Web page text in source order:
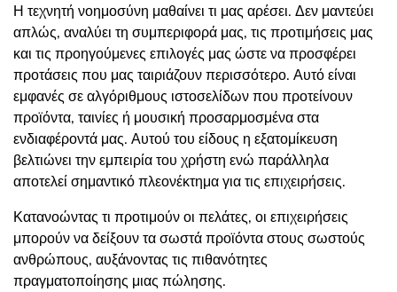
Η τεχνητή νοημοσύνη μαθαίνει τι μας αρέσει. Δεν μαντεύει
απλώς, αναλύει τη συμπεριφορά μας, τις προτιμήσεις μας
και τις προηγούμενες επιλογές μας ώστε να προσφέρει
προτάσεις που μας ταιριάζουν περισσότερο. Αυτό είναι
εμφανές σε αλγόριθμους ιστοσελίδων που προτείνουν
προϊόντα, ταινίες ή μουσική προσαρμοσμένα στα
ενδιαφέροντά μας. Αυτού του είδους η εξατομίκευση
βελτιώνει την εμπειρία του χρήστη ενώ παράλληλα
αποτελεί σημαντικό πλεονέκτημα για τις επιχειρήσεις.
Κατανοώντας τι προτιμούν οι πελάτες, οι επιχειρήσεις
μπορούν να δείξουν τα σωστά προϊόντα στους σωστούς
ανθρώπους, αυξάνοντας τις πιθανότητες
πραγματοποίησης μιας πώλησης.